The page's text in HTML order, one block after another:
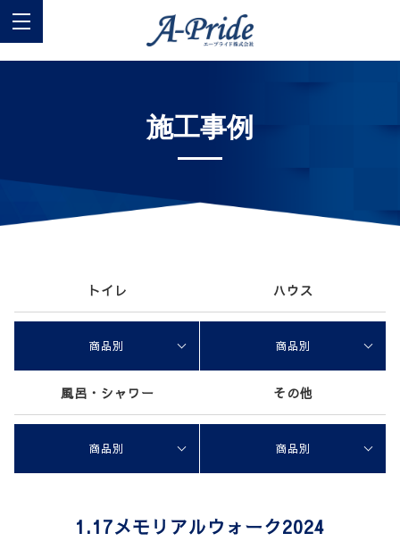
施工事例
トイレ ハウス
商品別 商品別
風呂・シャワー その他
商品別 商品別
1.17メモリアルウォーク2024